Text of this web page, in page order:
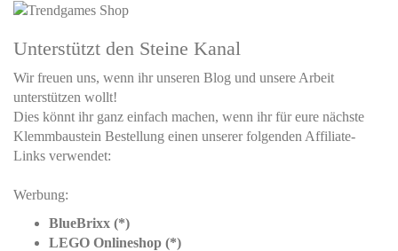
Unterstützt den Steine Kanal
Wir freuen uns, wenn ihr unseren Blog und unsere Arbeit
unterstützen wollt!
Dies könnt ihr ganz einfach machen, wenn ihr für eure nächste
Klemmbaustein Bestellung einen unserer folgenden Affiliate-
Links verwendet:
Werbung:
BlueBrixx (*)
LEGO Onlineshop (*)